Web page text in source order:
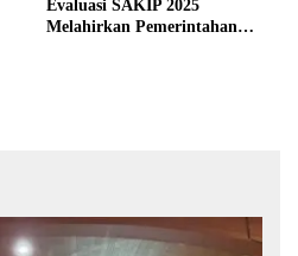
Evaluasi SAKIP 2025
Melahirkan Pemerintahan